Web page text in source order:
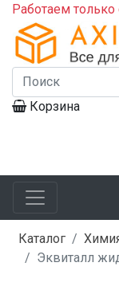
Работаем
Корзина
Каталог
Эквиталл